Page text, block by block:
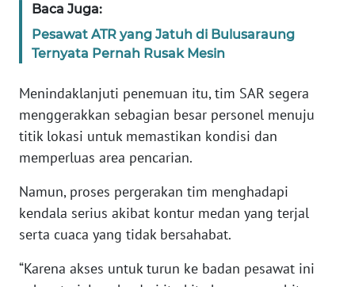
Baca Juga:
Pesawat ATR yang Jatuh di Bulusaraung
Ternyata Pernah Rusak Mesin
Menindaklanjuti penemuan itu, tim SAR segera
menggerakkan sebagian besar personel menuju
titik lokasi untuk memastikan kondisi dan
memperluas area pencarian.
Namun, proses pergerakan tim menghadapi
kendala serius akibat kontur medan yang terjal
serta cuaca yang tidak bersahabat.
“Karena akses untuk turun ke badan pesawat ini
DISCLAIMER
Wahana
News
WN
SUMUT
JAKARTA
WN